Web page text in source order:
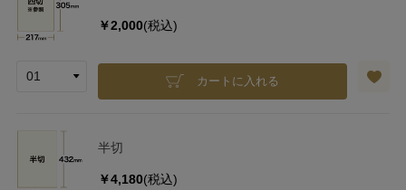
￥2,000(税込)
カートに入れる
半切
￥4,180(税込)